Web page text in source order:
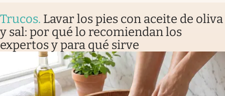
Trucos. Lavar los pies con aceite de oliva
y sal: por qué lo recomiendan los
expertos y para qué sirve